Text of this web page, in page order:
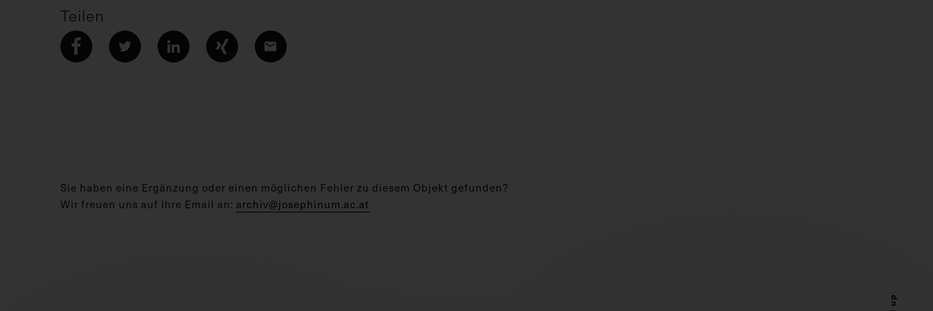
Teilen
Sie haben eine Ergänzung oder einen möglichen Fehler zu diesem Objekt gefunden?
Wir freuen uns auf Ihre Email an: archiv@josephinum.ac.at